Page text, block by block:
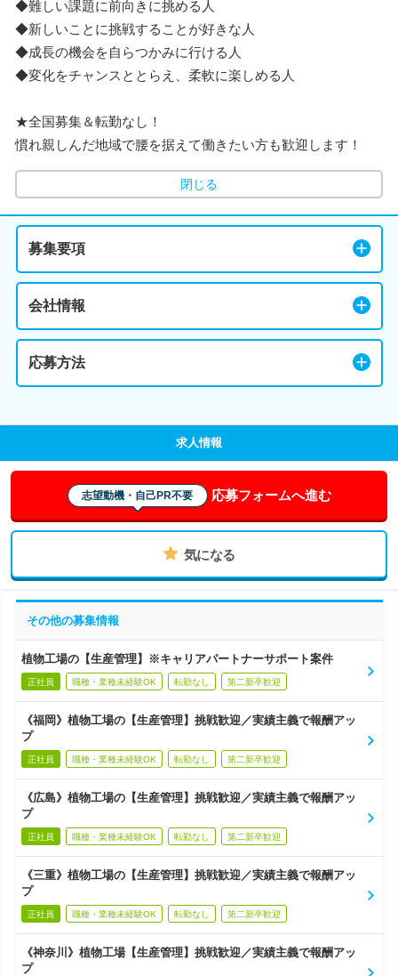
◆難しい課題に前向きに挑める人
◆新しいことに挑戦することが好きな人
◆成長の機会を自らつかみに行ける人
◆変化をチャンスととらえ、柔軟に楽しめる人
★全国募集＆転勤なし！
慣れ親しんだ地域で腰を据えて働きたい方も歓迎します！
閉じる
募集要項
会社情報
応募方法
求人情報
志望動機・自己PR不要 応募フォームへ進む
気になる
その他の募集情報
植物工場の【生産管理】※キャリアパートナーサポート案件
正社員 職種・業種未経験OK 転勤なし 第二新卒歓迎
《福岡》植物工場の【生産管理】挑戦歓迎／実績主義で報酬アッ
プ
正社員 職種・業種未経験OK 転勤なし 第二新卒歓迎
《広島》植物工場の【生産管理】挑戦歓迎／実績主義で報酬アッ
プ
正社員 職種・業種未経験OK 転勤なし 第二新卒歓迎
《三重》植物工場の【生産管理】挑戦歓迎／実績主義で報酬アッ
プ
正社員 職種・業種未経験OK 転勤なし 第二新卒歓迎
《神奈川》植物工場【生産管理】挑戦歓迎／実績主義で報酬アッ
プ